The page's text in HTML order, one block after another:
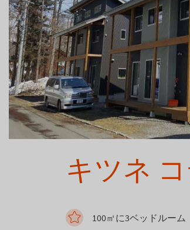
キツネ
100㎡に3ベッドルーム